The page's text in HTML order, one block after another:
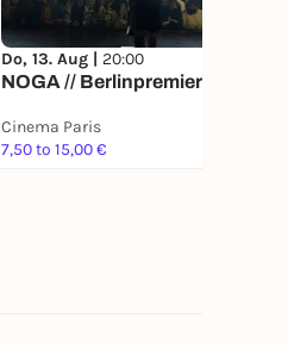
Do, 13. Aug | 20:00
NOGA // Berlinpremiere
Cinema Paris
7,50 to 15,00 €